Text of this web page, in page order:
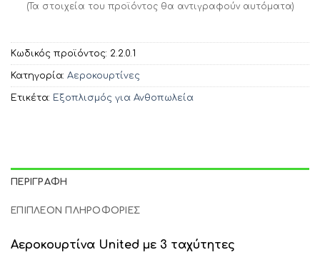
(Τα στοιχεία του προϊόντος θα αντιγραφούν αυτόματα)
Κωδικός προϊόντος: 2.2.0.1
Κατηγορία: Αεροκουρτίνες
Ετικέτα: Εξοπλισμός για Ανθοπωλεία
ΠΕΡΙΓΡΑΦΉ
ΕΠΙΠΛΈΟΝ ΠΛΗΡΟΦΟΡΊΕΣ
Αεροκουρτίνα United με 3 ταχύτητες